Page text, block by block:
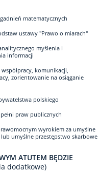
matematycznych
ustawy "Prawo o miarach"
myślenia i
informacji
komunikacji,
zorientowanie na osiąganie
polskiego
praw publicznych
wyrokiem za umyślne
umyślne przestępstwo skarbowe
ATUTEM BĘDZIE
dodatkowe)